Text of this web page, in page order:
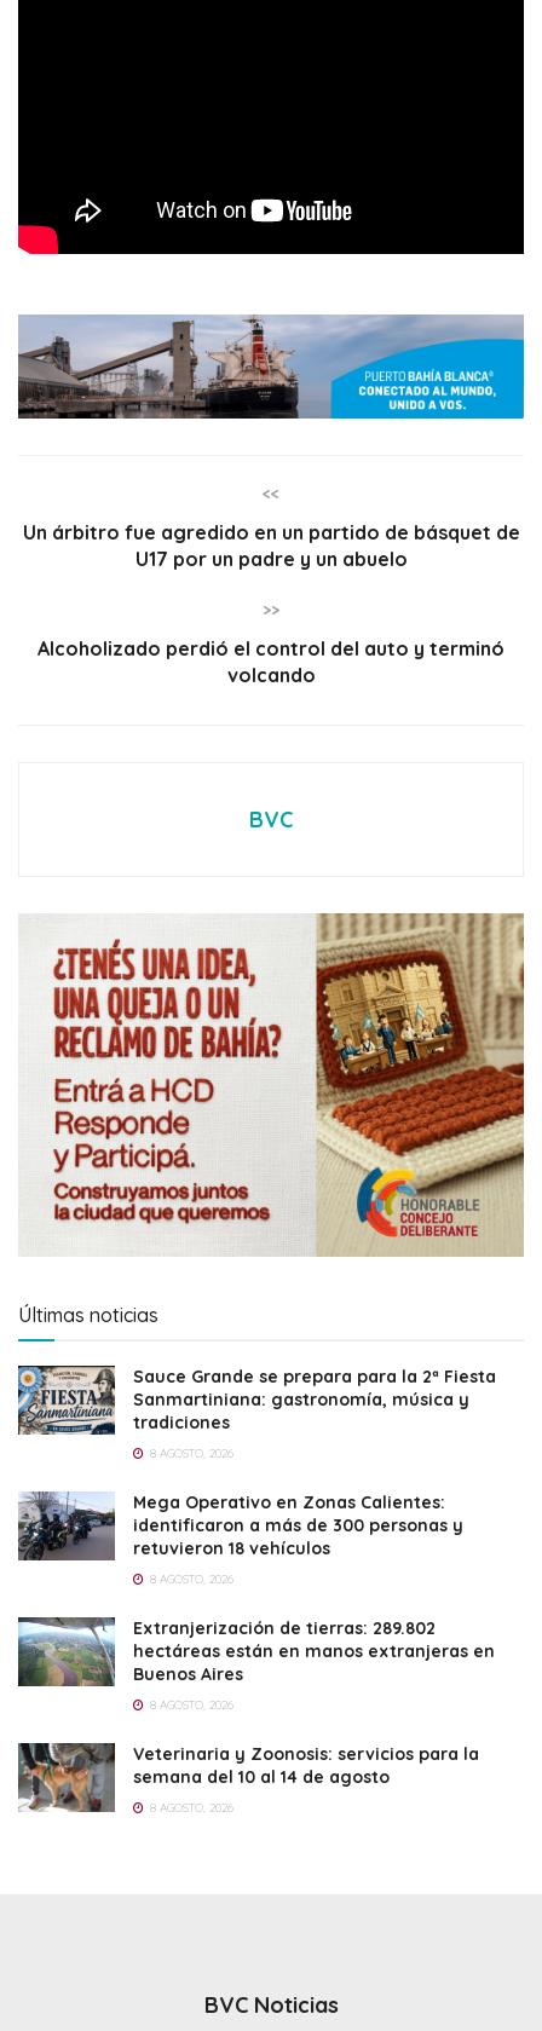
<<
Un árbitro fue agredido en un partido de básquet de
U17 por un padre y un abuelo
>>
Alcoholizado perdió el control del auto y terminó
volcando
BVC
Últimas noticias
Sauce Grande se prepara para la 2ª Fiesta
Sanmartiniana: gastronomía, música y
tradiciones
8 AGOSTO, 2026
Mega Operativo en Zonas Calientes:
identificaron a más de 300 personas y
retuvieron 18 vehículos
8 AGOSTO, 2026
Extranjerización de tierras: 289.802
hectáreas están en manos extranjeras en
Buenos Aires
8 AGOSTO, 2026
Veterinaria y Zoonosis: servicios para la
semana del 10 al 14 de agosto
8 AGOSTO, 2026
BVC Noticias